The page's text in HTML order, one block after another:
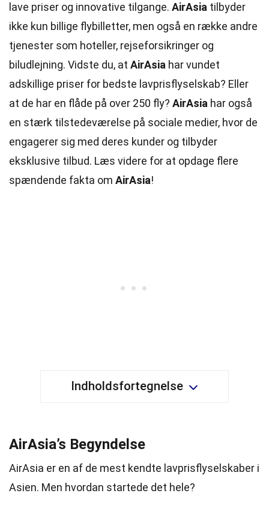
lave priser og innovative tilgange. AirAsia tilbyder
ikke kun billige flybilletter, men også en række andre
tjenester som hoteller, rejseforsikringer og
biludlejning. Vidste du, at AirAsia har vundet
adskillige priser for bedste lavprisflyselskab? Eller
at de har en flåde på over 250 fly? AirAsia har også
en stærk tilstedeværelse på sociale medier, hvor de
engagerer sig med deres kunder og tilbyder
eksklusive tilbud. Læs videre for at opdage flere
spændende fakta om AirAsia!
Indholdsfortegnelse
AirAsia’s Begyndelse
AirAsia er en af de mest kendte lavprisflyselskaber i
Asien. Men hvordan startede det hele?